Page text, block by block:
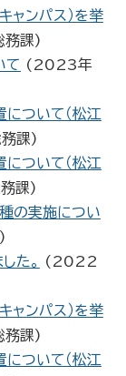
ャンパス）を挙
務課)
て ( 2023年
ついて（松江
課)
ついて（松江
課)
の実施につい
)
た。
( 2022
ャンパス）を挙
務課)
ついて（松江